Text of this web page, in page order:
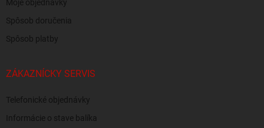
Moje objednávky
Spôsob doručenia
Spôsob platby
ZÁKAZNÍCKY SERVIS
Telefonické objednávky
Informácie o stave balíka